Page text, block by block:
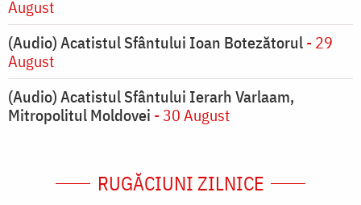
August
(Audio) Acatistul Sfântului Ioan Botezătorul- 29
August
(Audio) Acatistul Sfântului Ierarh Varlaam,
Mitropolitul Moldovei - 30 August
RUGĂCIUNI ZILNICE